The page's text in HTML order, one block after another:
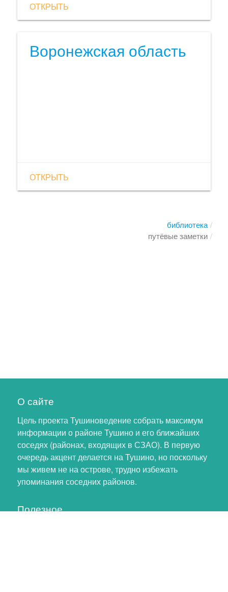
ОТКРЫТЬ
Воронежская область
ОТКРЫТЬ
библиотека
путёвые заметки
О сайте
Цель проекта Тушиноведение собрать максимум
информации о районе Тушино и его ближайших
соседях (районах, входящих в СЗАО). В первую
очередь акцент делается на Тушино, но поскольку
мы живем не на острове, трудно избежать
упоминания соседних районов.
Полезное